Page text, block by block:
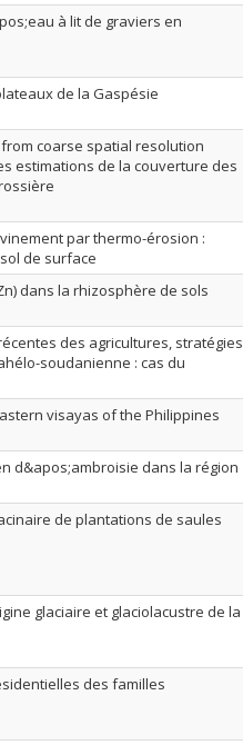
à lit de graviers en
de la Gaspésie
coarse spatial resolution
estimations de la couverture des
par thermo-érosion :
de surface
dans la rhizosphère de sols
des agricultures, stratégies
soudanienne : cas du
visayas of the Philippines
d&apos;ambroisie dans la région
de plantations de saules
glaciaire et glaciolacustre de la
des familles